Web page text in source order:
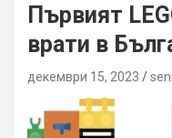
Първият
врати в
декември 15, 2023